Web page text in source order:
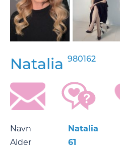
Natalia 980162
Navn
Natalia
Alder
61